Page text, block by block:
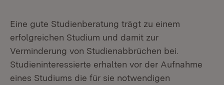
Eine gute Studienberatung trägt zu einem
erfolgreichen Studium und damit zur
Verminderung von Studienabbrüchen bei.
Studieninteressierte erhalten vor der Aufnahme
eines Studiums die für sie notwendigen